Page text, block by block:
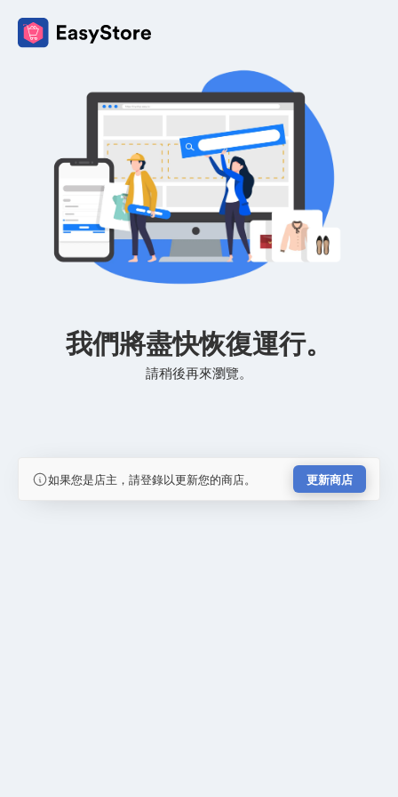
我們將盡快恢復運行。
請稍後再來瀏覽。
如果您是店主，請登錄以更新您的商店。 更新商店